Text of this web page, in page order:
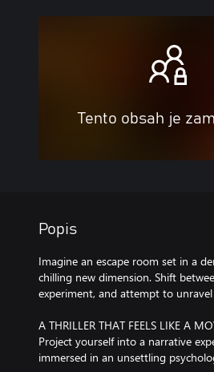
Tento obsah je
Popis
Imagine an escape room set in a
chilling new dimension. Shift
experiment, and attempt to
A THRILLER THAT FEELS LIKE A
Project yourself into a narrative
immersed in an unsettling